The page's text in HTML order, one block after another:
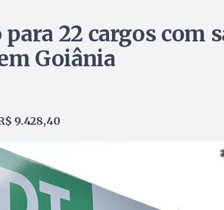
para 22 cargos com
Goiânia
9.428,40